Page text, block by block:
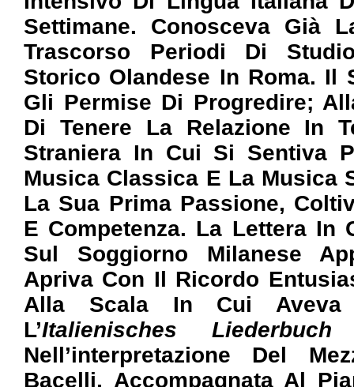
Settimane. Conosceva Già
Trascorso Periodi Di
Storico Olandese In Roma. Il
Gli Permise Di Progredire;
Di Tenere La Relazione In
Straniera In Cui Si Sentiva
Musica Classica E La Musica
La Sua Prima Passione,
E Competenza. La Lettera In
Sul Soggiorno Milanese
Apriva Con Il Ricordo
Alla Scala In Cui Aveva
L’Italienisches Liederbuch
Nell’interpretazione Del
Bacelli, Accompagnata Al